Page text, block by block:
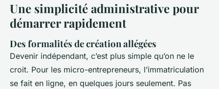
Une simplicité administrative pour
démarrer rapidement
Des formalités de création allégées
Devenir indépendant, c’est plus simple qu’on ne le
croit. Pour les micro-entrepreneurs, l’immatriculation
se fait en ligne, en quelques jours seulement. Pas